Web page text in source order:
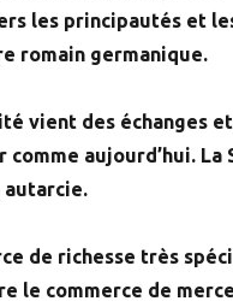
les principautés et
romain germanique.
vient des échanges
comme aujourd’hui. La
autarcie.
de richesse très
le commerce de